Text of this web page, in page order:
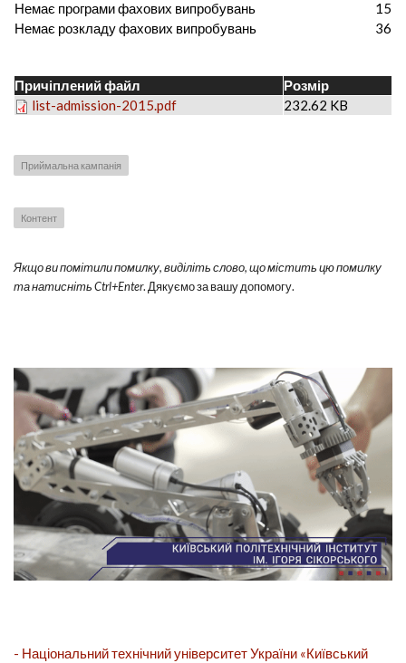
Немає програми фахових випробувань
15
Немає розкладу фахових випробувань
36
Причіплений файл
Розмір
list-admission-2015.pdf
232.62 KB
Приймальна кампанія
Контент
Якщо ви помітили помилку, виділіть слово, що містить цю помилку
та натисніть Ctrl+Enter. Дякуємо за вашу допомогу.
- Національний технічний університет України «Київський